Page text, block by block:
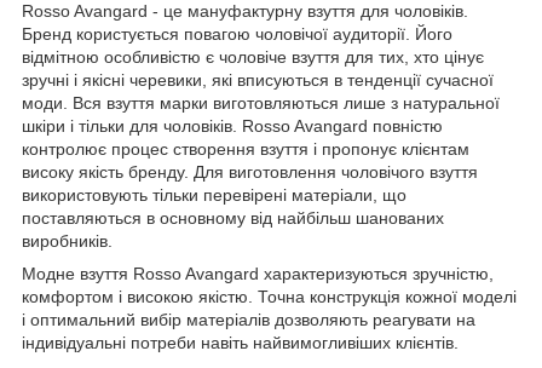
Rosso Avangard - це мануфактурну взуття для чоловіків.
Бренд користується повагою чоловічої аудиторії. Його
відмітною особливістю є чоловіче взуття для тих, хто цінує
зручні і якісні черевики, які вписуються в тенденції сучасної
моди. Вся взуття марки виготовляються лише з натуральної
шкіри і тільки для чоловіків. Rosso Avangard повністю
контролює процес створення взуття і пропонує клієнтам
високу якість бренду. Для виготовлення чоловічого взуття
використовують тільки перевірені матеріали, що
поставляються в основному від найбільш шанованих
виробників.
Модне взуття Rosso Avangard характеризуються зручністю,
комфортом і високою якістю. Точна конструкція кожної моделі
і оптимальний вибір матеріалів дозволяють реагувати на
індивідуальні потреби навіть найвимогливіших клієнтів.